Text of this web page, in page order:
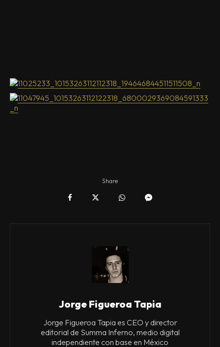
Share
Jorge Figueroa Tapia
Jorge Figueroa Tapia es CEO y director
editorial de Summa Inferno, medio digital
independiente con base en México